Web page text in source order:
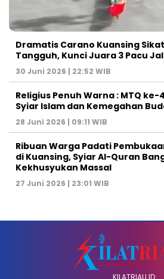
Dramatis Carano Kuansing
Tangguh, Kunci Juara 3 Pacu
30 Juni 2026 | 22:52 WIB
Religius Penuh Warna : MTQ ke-
Syiar Islam dan Kemegahan
28 Juni 2026 | 09:11 WIB
Ribuan Warga Padati
di Kuansing, Syiar Al-Quran
Kekhusyukan Massal
27 Juni 2026 | 23:01 WIB